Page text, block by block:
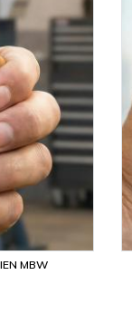
MBW